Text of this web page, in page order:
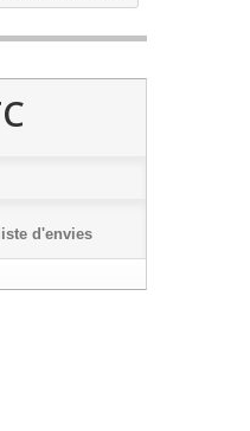
d'envies